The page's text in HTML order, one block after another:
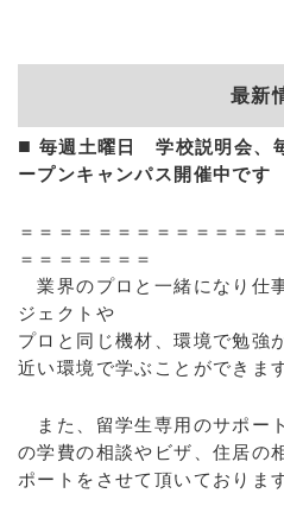
最新
■ 毎週土曜日 学校説明会、
ープンキャンパス開催中です
＝＝＝＝＝＝＝＝＝＝＝＝＝
＝＝＝＝＝＝＝
業界のプロと一緒になり仕
ジェクトや
プロと同じ機材、環境で勉強
近い環境で学ぶことができま
また、留学生専用のサポー
の学費の相談やビザ、住居の
ポートをさせて頂いておりま